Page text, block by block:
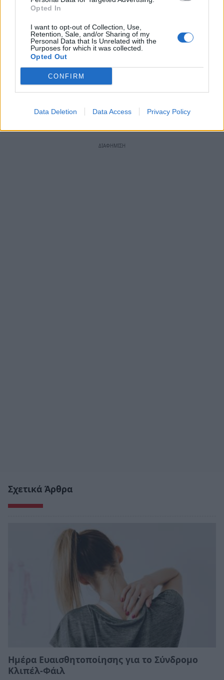
Opted In
I want to opt-out of Collection, Use,
Retention, Sale, and/or Sharing of my
Personal Data that Is Unrelated with the
Purposes for which it was collected.
Opted Out
CONFIRM
Data Deletion Data Access Privacy Policy
βελτίωση της δημόσιας ευαισθητοποίησης και
την υποστήριξη των μεταρρυθμίσεων στη
σχολική πολιτική.
Ακολουθήστε τοnotospress.grστο Google News και
μάθετε πρώτοιόλες τις ειδήσεις
ΥΠΝΟΣ ΥΓΕΙΑ ΕΦΗΒΟΙ
Σχετικά Άρθρα
Ημέρα Ευαισθητοποίησης για το Σύνδρομο
Κλιπέλ-Φάιλ